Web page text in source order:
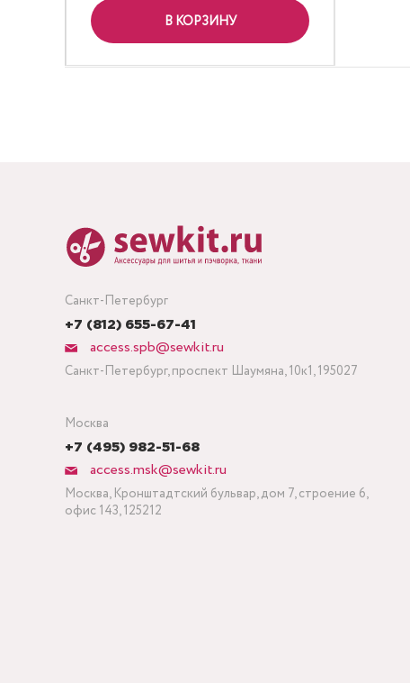
В КОРЗИНУ
Санкт-Петербург
+7 (812) 655-67-41
access.spb@sewkit.ru
Санкт-Петербург, проспект Шаумяна, 10к1, 195027
Москва
+7 (495) 982-51-68
access.msk@sewkit.ru
Москва, Кронштадтский бульвар, дом 7, строение 6,
офис 143, 125212